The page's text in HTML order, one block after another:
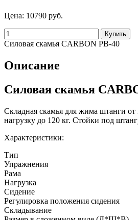
Цена: 10790 руб.
Силовая скамья CARBON PB-40
Описание
Силовая скамья
Складная скамья для жима штанги
нагрузку до 120 кг. Стойки под
Характеристики:
Тип
Упражнения
Рама
Нагрузка
Сидение
Регулировка положения сидения
Складывание